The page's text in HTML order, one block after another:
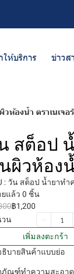
ให้บริการ ข่าวส
ห้องน้ำ ตราเนเจอ
สต็อป
ผิวห้อง
: วัน สต็อป น้ำยาท
แล้ว 0 ชิ้น
฿1,200
วน
เพิ่มลงตะกร้า
ธิบายสินค้าแบบย่อ
ภัณฑ์ทำความสะอาด